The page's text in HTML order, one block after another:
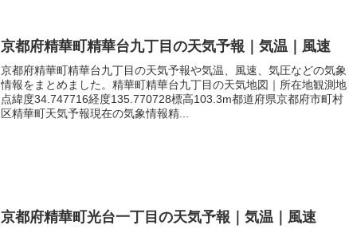
京都府精華町精華台九丁目の天気予報｜気温｜風速
京都府精華町精華台九丁目の天気予報や気温、風速、気圧などの気象
情報をまとめました。精華町精華台九丁目の天気地図｜所在地観測地
点緯度34.747716経度135.770728標高103.3m都道府県京都府市町村
区精華町天気予報現在の気象情報精...
京都府精華町光台一丁目の天気予報｜気温｜風速